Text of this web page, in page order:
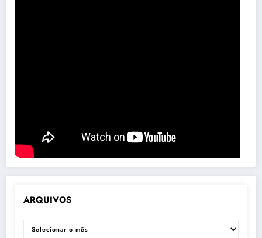
ARQUIVOS
ARQUIVOS